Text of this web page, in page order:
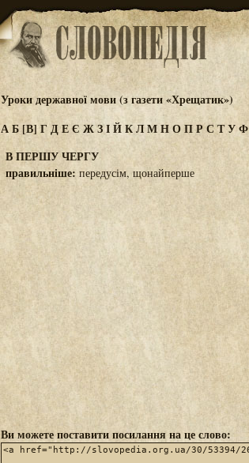
Уроки державної мови (з газети «Хрещатик»)
АБ[В] Г ДЕЄ ЖЗІЙКЛМНОПРСТУФ
В ПЕРШУ ЧЕРГУ
правильніше: передусім, щонайперше
Ви можете поставити посилання на це слово: